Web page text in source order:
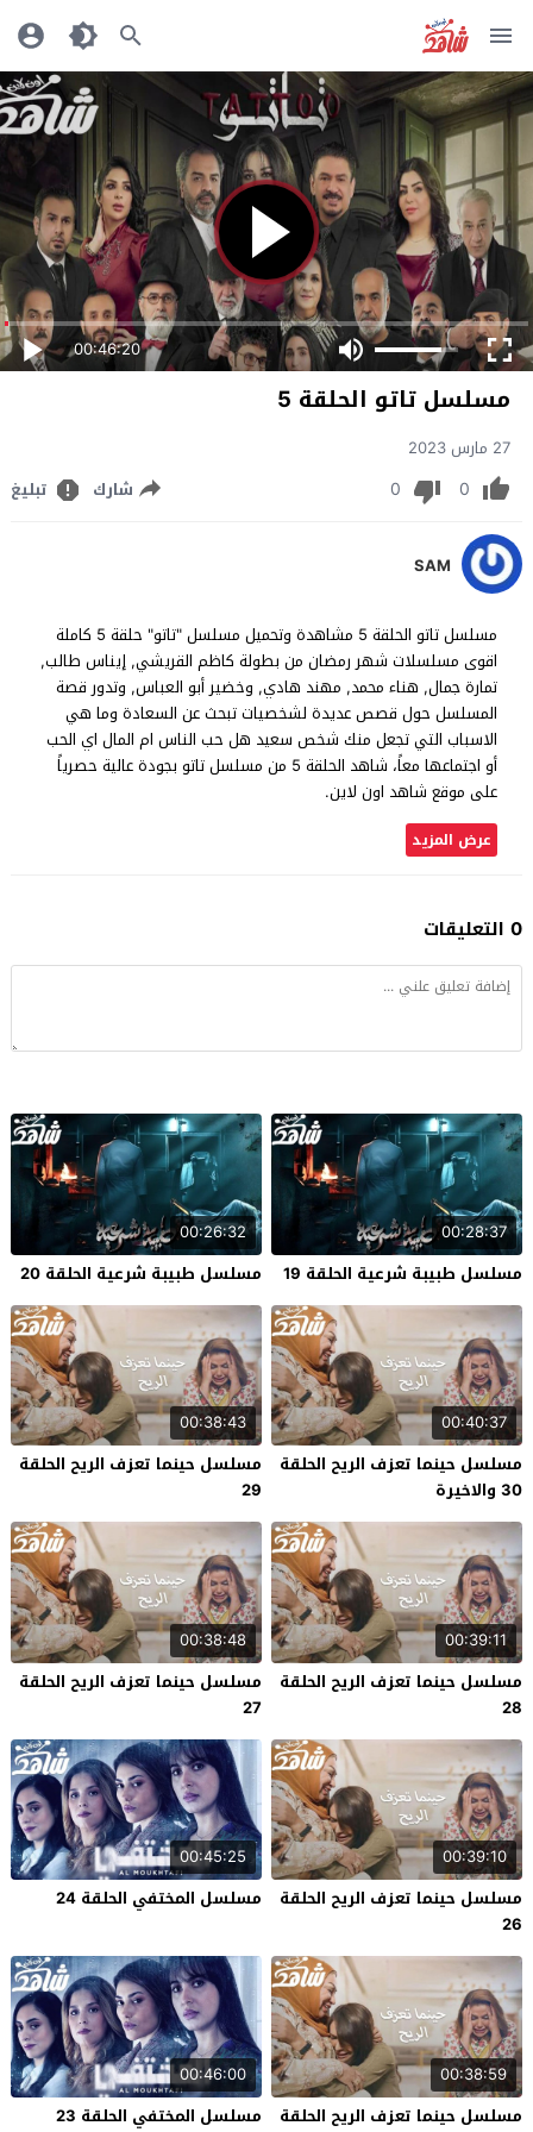
00:46:20
مسلسل تاتو الحلقة 5
27 مارس 2023
0
0 شارك تبليغ
SAM
مسلسل تاتو الحلقة 5 مشاهدة وتحميل مسلسل "تاتو" حلقة 5 كاملة
اقوى مسلسلات شهر رمضان من بطولة كاظم القريشي, إيناس طالب,
تمارة جمال, هناء محمد, مهند هادي, وخضير أبو العباس, وتدور قصة
المسلسل حول قصص عديدة لشخصيات تبحث عن السعادة وما هي
الاسباب التي تجعل منك شخص سعيد هل حب الناس ام المال اي الحب
أو اجتماعها معاً، شاهد الحلقة 5 من مسلسل تاتو بجودة عالية حصرياً
على موقع شاهد اون لاين.
عرض المزيد
0 التعليقات
00:28:37
مسلسل طبيبة شرعية الحلقة 19
00:26:32
مسلسل طبيبة شرعية الحلقة 20
00:40:37
مسلسل حينما تعزف الريح الحلقة
30 والاخيرة
00:38:43
مسلسل حينما تعزف الريح الحلقة
29
00:39:11
مسلسل حينما تعزف الريح الحلقة
28
00:38:48
مسلسل حينما تعزف الريح الحلقة
27
00:39:10
مسلسل حينما تعزف الريح الحلقة
26
00:45:25
مسلسل المختفي الحلقة 24
00:38:59
مسلسل حينما تعزف الريح الحلقة
00:46:00
مسلسل المختفي الحلقة 23